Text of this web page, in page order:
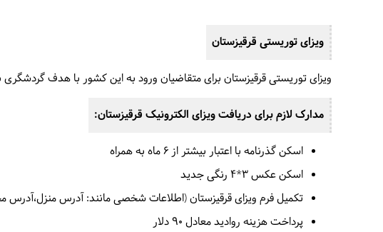
ویزایتوریستی قرقیزستان
ویزای توریستی قرقیزستان برای متقاضیان ورود به این کشور با هدف
مدارک لازم برای دریافت ویزای الکترونیک قرقیزستان:
اسکن گذرنامه با اعتبار بیشتر از 6 ماه به همراه
اسکن عکس 3*4 رنگی جدید
تکمیل فرم ویزای قرقیزستان (اطلاعات شخصی مانند: آدرس منزل،آدرس
پرداخت هزینه روادید معادل 90 دلار